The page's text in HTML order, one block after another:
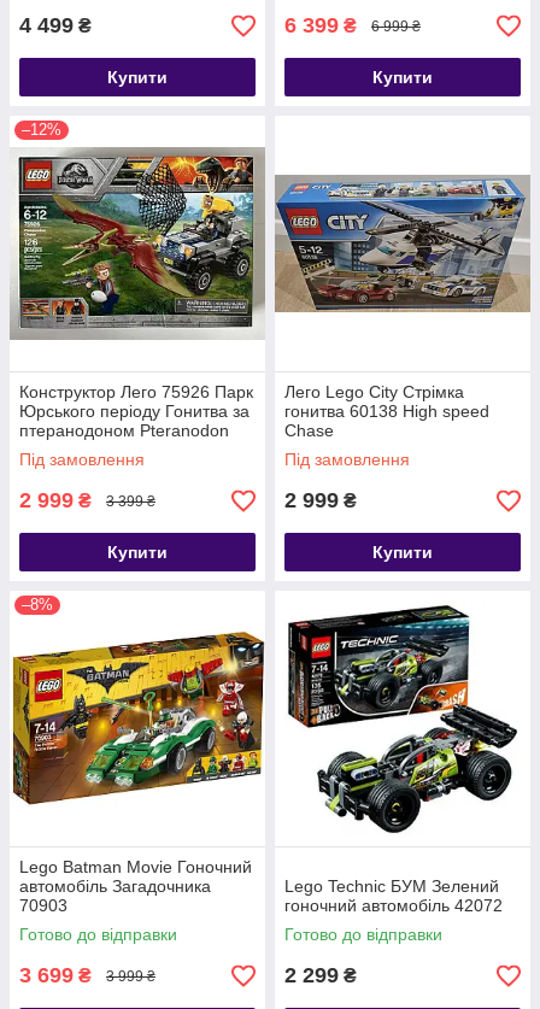
4 499 ₴
Купити
6 399 ₴ 6 999 ₴
Купити
–12%
Конструктор Лего 75926 Парк
Юрського періоду Гонитва за
птеранодоном Pteranodon
Escape
Під замовлення
2 999 ₴ 3 399 ₴
Купити
Лего Lego City Стрімка
гонитва 60138 High speed
Chase
Під замовлення
2 999 ₴
Купити
–8%
Lego Batman Movie Гоночний
автомобіль Загадочника
70903
Готово до відправки
3 699 ₴ 3 999 ₴
Lego Technic БУМ Зелений
гоночний автомобіль 42072
Готово до відправки
2 299 ₴